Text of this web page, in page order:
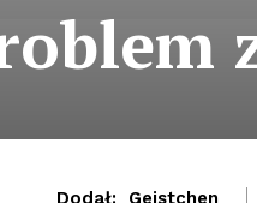
Dodał: Geistchen